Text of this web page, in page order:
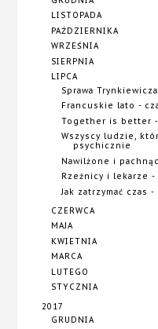
LISTOPADA
PAŹDZIERNIKA
WRZEŚNIA
SIERPNIA
LIPCA
Sprawa Trynkiewicza
Francuskie lato -
Together is better -
Wszyscy ludzie,
psychicznie
Nawilżone i
Rzeźnicy i lekarze
Jak zatrzymać czas
CZERWCA
MAJA
KWIETNIA
MARCA
LUTEGO
STYCZNIA
2017
GRUDNIA